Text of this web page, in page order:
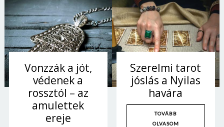
Vonzzák a jót,
védenek a
rossztól – az
amulettek
ereje
Szerelmi tarot
jóslás a Nyilas
havára
TOVÁBB
OLVASOM